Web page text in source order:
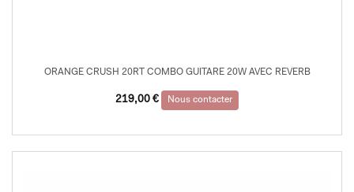
ORANGE CRUSH 20RT COMBO GUITARE 20W AVEC REVERB
219,00 € Nous contacter